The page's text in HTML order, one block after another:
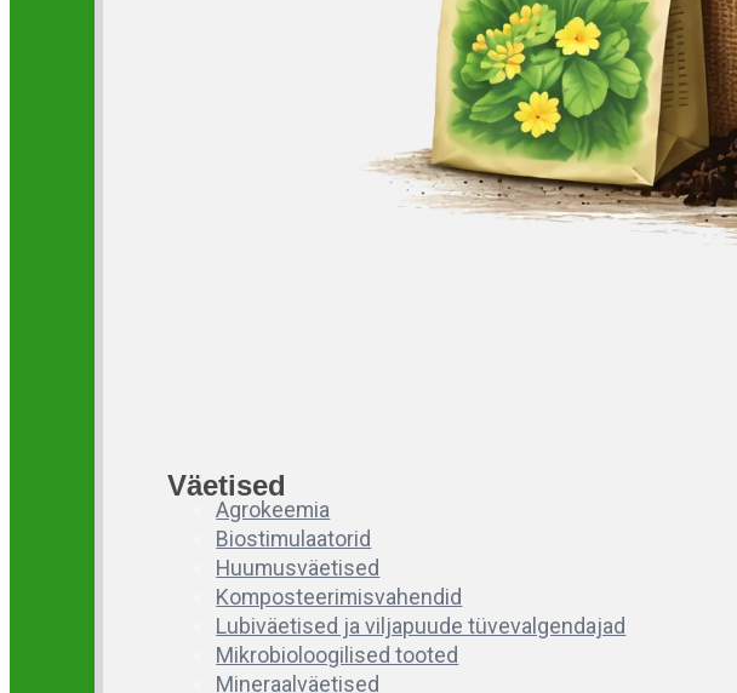
Väetised
Agrokeemia
Biostimulaatorid
Huumusväetised
Komposteerimisvahendid
Lubiväetised ja viljapuude tüvevalgendajad
Mikrobioloogilised tooted
Mineraalväetised